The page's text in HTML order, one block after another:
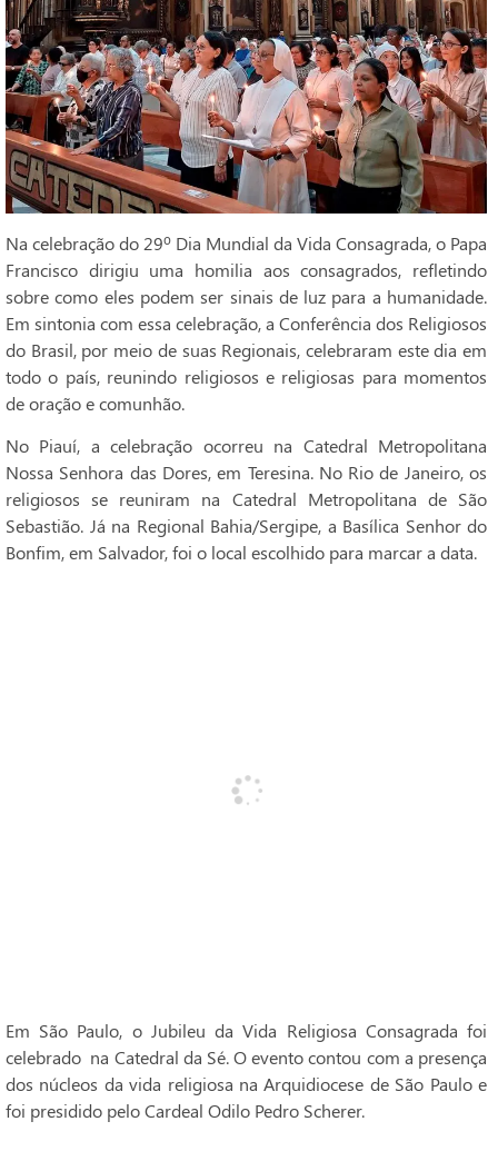
Na celebração do 29º Dia Mundial da Vida Consagrada, o Papa
Francisco dirigiu uma homilia aos consagrados, refletindo
sobre como eles podem ser sinais de luz para a humanidade.
Em sintonia com essa celebração, a Conferência dos Religiosos
do Brasil, por meio de suas Regionais, celebraram este dia em
todo o país, reunindo religiosos e religiosas para momentos
de oração e comunhão.
No Piauí, a celebração ocorreu na Catedral Metropolitana
Nossa Senhora das Dores, em Teresina. No Rio de Janeiro, os
religiosos se reuniram na Catedral Metropolitana de São
Sebastião. Já na Regional Bahia/Sergipe, a Basílica Senhor do
Bonfim, em Salvador, foi o local escolhido para marcar a data.
Em São Paulo, o Jubileu da Vida Religiosa Consagrada foi
celebrado na Catedral da Sé. O evento contou com a presença
dos núcleos da vida religiosa na Arquidiocese de São Paulo e
foi presidido pelo Cardeal Odilo Pedro Scherer.